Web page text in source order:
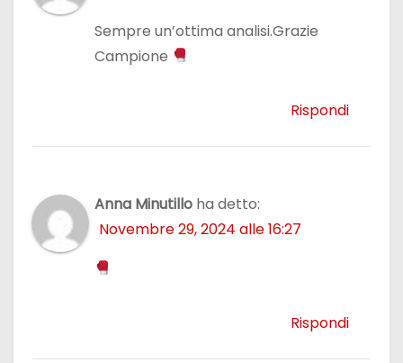
Sempre un’ottima analisi.Grazie
Campione
Rispondi
Anna Minutillo ha detto:
Novembre 29, 2024 alle 16:27
Rispondi